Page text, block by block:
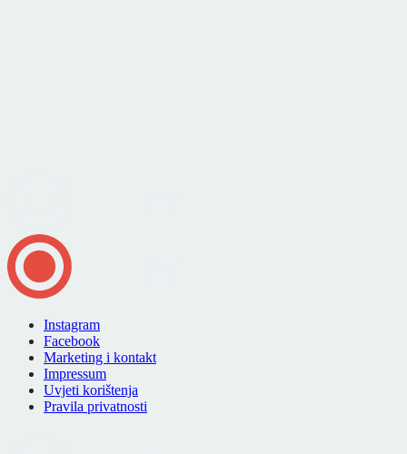
Instagram
Facebook
Marketing i kontakt
Impressum
Uvjeti korištenja
Pravila privatnosti